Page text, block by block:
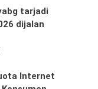
tarjadi
dijalan
Internet